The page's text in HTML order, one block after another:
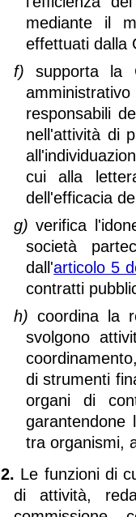
mediante il
effettuati dalla
f) supporta la
responsabili
nell'attività di
cui alla
dell'efficacia
g)verifica
società
dall'articolo 5
contratti
h) coordina la
svolgono
di strumenti
organi di
garantendone
tra organismi,
2. Le funzioni di
di attività,